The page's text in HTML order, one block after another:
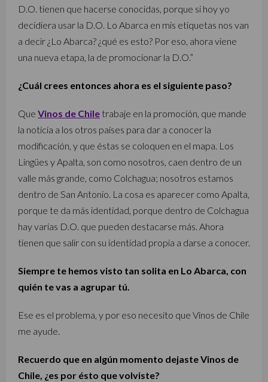
D.O. tienen que hacerse conocidas, porque si hoy yo
decidiera usar la D.O. Lo Abarca en mis etiquetas nos van
a decir ¿Lo Abarca? ¿qué es esto? Por eso, ahora viene
una nueva etapa, la de promocionar la D.O.”
¿Cuál crees entonces ahora es el siguiente paso?
Que Vinos de Chile trabaje en la promoción, que mande
la noticia a los otros países para dar a conocer la
modificación, y que éstas se coloquen en el mapa. Los
Lingües y Apalta, son como nosotros, caen dentro de un
valle más grande, como Colchagua; nosotros estamos
dentro de San Antonio. La cosa es aparecer como Apalta,
porque te da más identidad, porque dentro de Colchagua
hay varias D.O. que pueden destacarse más. Ahora
tienen que salir con su identidad propia a darse a conocer.
Siempre te hemos visto tan solita en Lo Abarca, con
quién te vas a agrupar tú.
Ese es el problema, y por eso necesito que Vinos de Chile
me ayude.
Recuerdo que en algún momento dejaste Vinos de
Chile, ¿es por ésto que volviste?